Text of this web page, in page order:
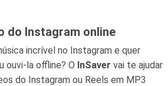
do Instagram online
incrível no Instagram e quer
ouvi-la offline? O InSaver vai te ajudar
do Instagram ou Reels em MP3